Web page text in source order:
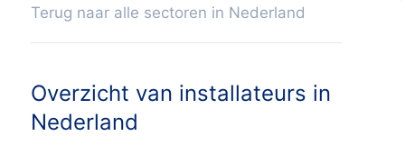
Terug naar alle sectoren in Nederland
Overzicht van installateurs in
Nederland